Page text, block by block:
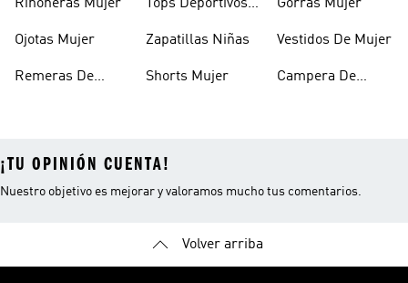
Riñoneras Mujer
Ojotas Mujer
Remeras De
Tops Deportivos
Zapatillas Niñas
Shorts Mujer
Gorras Mujer
Vestidos De Mujer
Campera De
¡TU OPINIÓN CUENTA!
Nuestro objetivo es mejorar y valoramos mucho tus comentarios.
Volver arriba